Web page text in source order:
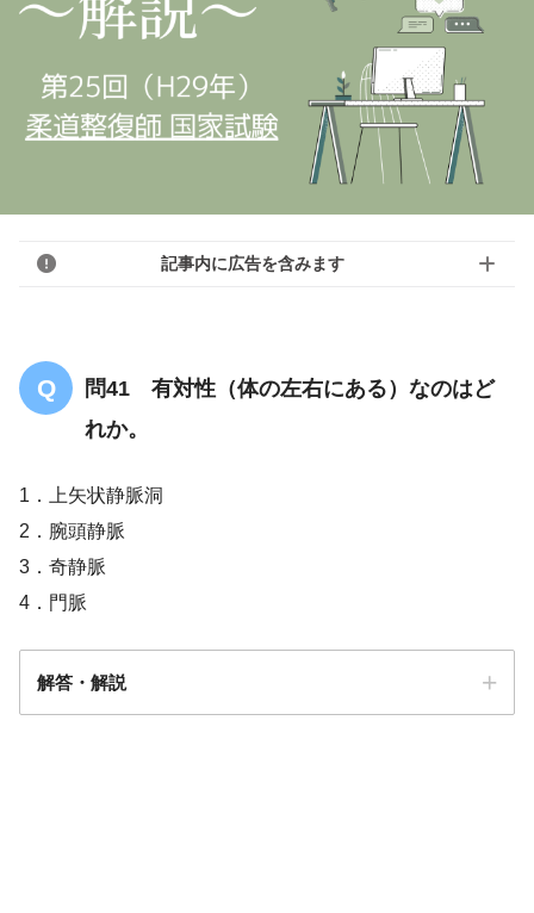
記事内に広告を含みます
問41 有対性（体の左右にある）なのはど
れか。
1．上矢状静脈洞
2．腕頭静脈
3．奇静脈
4．門脈
解答・解説